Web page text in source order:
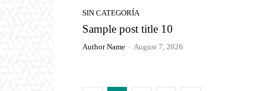
SIN CATEGORÍA
Sample post title 10
Author Name - August 7, 2026